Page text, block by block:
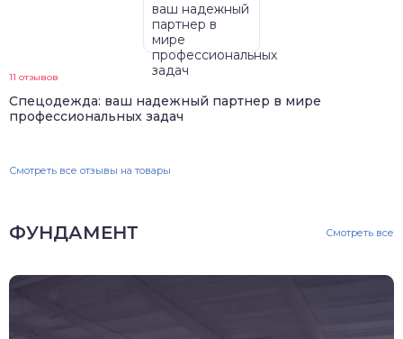
11 отзывов
Спецодежда: ваш надежный партнер в мире
профессиональных задач
Смотреть все отзывы на товары
ФУНДАМЕНТ Смотреть все